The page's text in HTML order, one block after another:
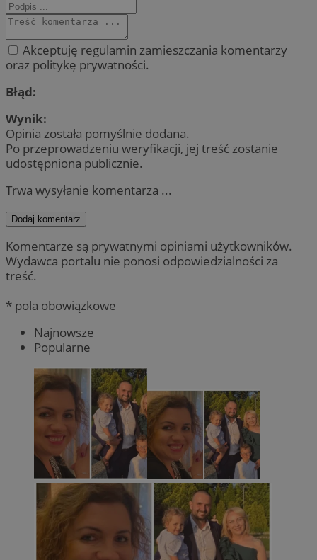
Akceptuję regulamin zamieszczania komentarzy
oraz politykę prywatności.
Błąd:
Wynik:
Opinia została pomyślnie dodana.
Po przeprowadzeniu weryfikacji, jej treść zostanie
udostępniona publicznie.
Trwa wysyłanie komentarza ...
Dodaj komentarz
Komentarze są prywatnymi opiniami użytkowników.
Wydawca portalu nie ponosi odpowiedzialności za
treść.
* pola obowiązkowe
Najnowsze
Popularne